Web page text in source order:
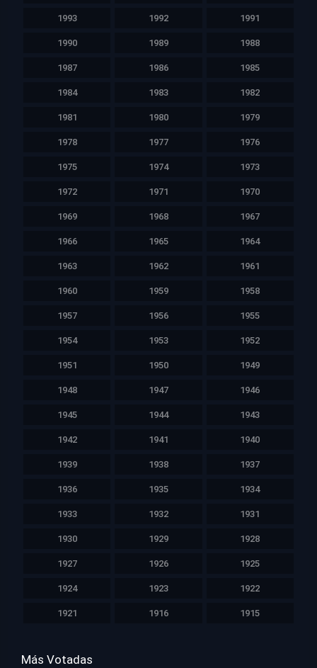
1993 1992 1991
1990 1989 1988
1987 1986 1985
1984 1983 1982
1981 1980 1979
1978 1977 1976
1975 1974 1973
1972 1971 1970
1969 1968 1967
1966 1965 1964
1963 1962 1961
1960 1959 1958
1957 1956 1955
1954 1953 1952
1951 1950 1949
1948 1947 1946
1945 1944 1943
1942 1941 1940
1939 1938 1937
1936 1935 1934
1933 1932 1931
1930 1929 1928
1927 1926 1925
1924 1923 1922
1921 1916 1915
Más Votadas